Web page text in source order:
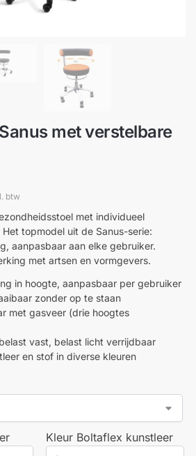
met verstelbare
btw
met individueel
topmodel uit de Sanus-serie:
aanpasbaar aan elke gebruiker.
met artsen en vormgevers.
in hoogte, aanpasbaar per gebruiker
zonder op te staan
met gasveer (drie hoogtes
vast, belast licht verrijdbaar
en stof in diverse kleuren
Kleur Boltaflex kunstleer